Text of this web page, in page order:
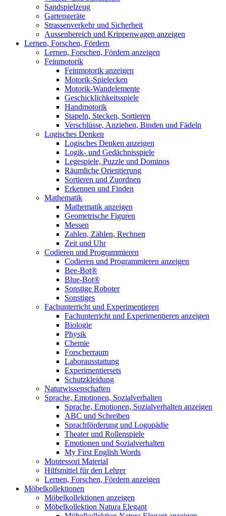
Sandspielzeug
Gartengeräte
Strassenverkehr und Sicherheit
Aussenbereich und Krippenwagen anzeigen
Lernen, Forschen, Fördern
Lernen, Forschen, Fördern anzeigen
Feinmotorik
Feinmotorik anzeigen
Motorik-Spielecken
Motorik-Wandelemente
Geschicklichkeitsspiele
Handmotorik
Stapeln, Stecken, Sortieren
Verschlüsse, Anziehen, Binden und Fädeln
Logisches Denken
Logisches Denken anzeigen
Logik- und Gedächnisspiele
Legespiele, Puzzle und Dominos
Räumliche Orientierung
Sortieren und Zuordnen
Erkennen und Finden
Mathematik
Mathematik anzeigen
Geometrische Figuren
Messen
Zahlen, Zählen, Rechnen
Zeit und Uhr
Codieren und Programmieren
Codieren und Programmieren anzeigen
Bee-Bot®
Blue-Bot®
Sonstige Roboter
Sonstiges
Fachunterricht und Experimentieren
Fachunterricht und Experimentieren anzeigen
Biologie
Physik
Chemie
Forscherraum
Laborausstattung
Experimentiersets
Schutzkleidung
Naturwissenschaften
Sprache, Emotionen, Sozialverhalten
Sprache, Emotionen, Sozialverhalten anzeigen
ABC und Schreiben
Sprachförderung und Logopädie
Theater und Rollenspiele
Emotionen und Sozialverhalten
My First English Words
Montessori Material
Hilfsmittel für den Lehrer
Lernen, Forschen, Fördern anzeigen
Möbelkollektionen
Möbelkollektionen anzeigen
Möbelkollektion Natura Elegant